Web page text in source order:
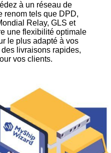
à un réseau de
renom tels que DPD,
Relay, GLS et
une flexibilité optimale
le plus adapté à vos
livraisons rapides,
vos clients.